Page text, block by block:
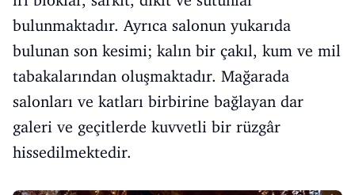
bulunmaktadır. Ayrıca salonun yukarıda
bulunan son kesimi; kalın bir çakıl, kum ve mil
tabakalarından oluşmaktadır. Mağarada
salonları ve katları birbirine bağlayan dar
galeri ve geçitlerde kuvvetli bir rüzgâr
hissedilmektedir.